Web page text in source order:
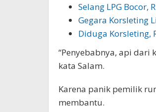
Selang LPG
Gegara Korsleting
Diduga Korsleting,
“Penyebabnya, api dari
kata Salam.
Karena panik pemilik
membantu.